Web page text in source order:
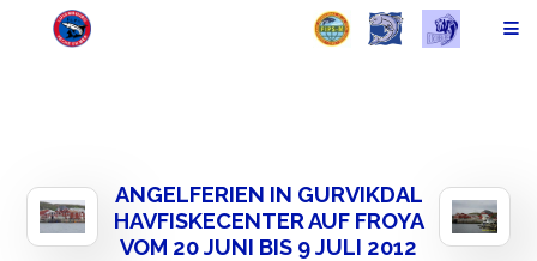
ANGELFERIEN IN GURVIKDAL
HAVFISKECENTER AUF FROYA
VOM 20 JUNI BIS 9 JULI 2012